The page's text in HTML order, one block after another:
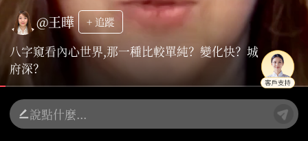
@王曄 + 追蹤
八字窺看內心世界,那一種比較單純？變化快？城
府深？